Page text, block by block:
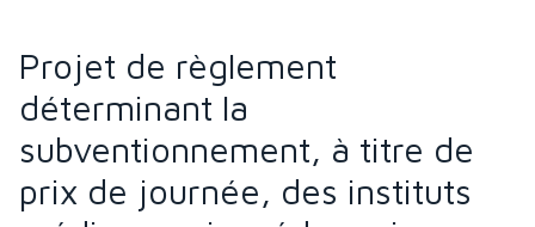
Projet de règlement
déterminant la
subventionnement, à titre de
prix de journée, des instituts